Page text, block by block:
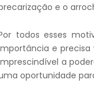
e o
todos esses
e
a
oportunidade